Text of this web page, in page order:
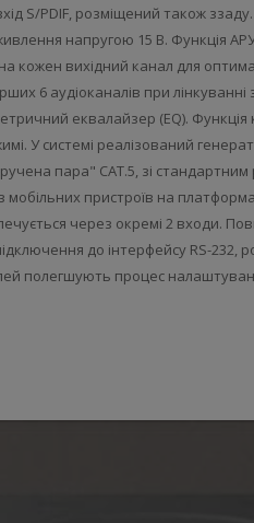
S/PDIF, розміщений також
напругою 15 В. Функція
на кожен вихідний канал для
6 аудіоканалів при лінкуванні
еквалайзер (EQ). Функція
У системі реалізований
пара" CAT.5, зі стандартним
мобільних пристроїв на
через окремі 2 входи.
до інтерфейсу RS-232,
полегшують процес